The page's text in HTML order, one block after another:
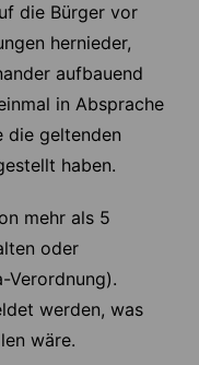
die Bürger vor
hernieder,
aufbauend
in Absprache
die geltenden
haben.
mehr als 5
oder
Verordnung).
werden, was
wäre.